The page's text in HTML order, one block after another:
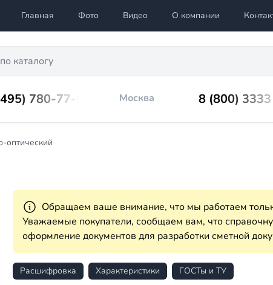
Главная Фото Видео О компании
780-77-98 Москва 8 (800) 3333
оптический
Обращаем ваше внимание, что мы работаем
Уважаемые покупатели, сообщаем вам, что
оформление документов для разработки сметной
Расшифровка Характеристики ГОСТы и ТУ